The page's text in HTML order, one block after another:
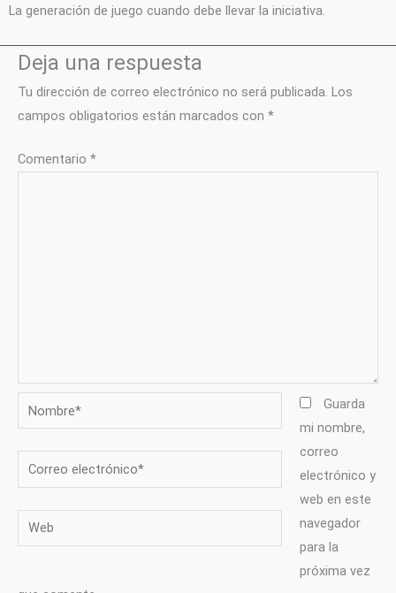
La generación de juego cuando debe llevar la iniciativa.
Deja una respuesta
Tu dirección de correo electrónico no será publicada. Los
campos obligatorios están marcados con *
Comentario *
Nombre*
Correo
electrónico*
Web
Guarda
mi nombre,
correo
electrónico y
web en este
navegador
para la
próxima vez